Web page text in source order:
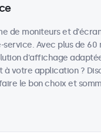
de moniteurs et
Avec plus de
d'affichage
votre application ?
le bon choix et